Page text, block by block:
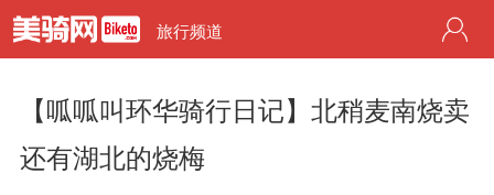
旅行频道
【呱呱叫环华骑行日记】北稍麦南烧卖
还有湖北的烧梅